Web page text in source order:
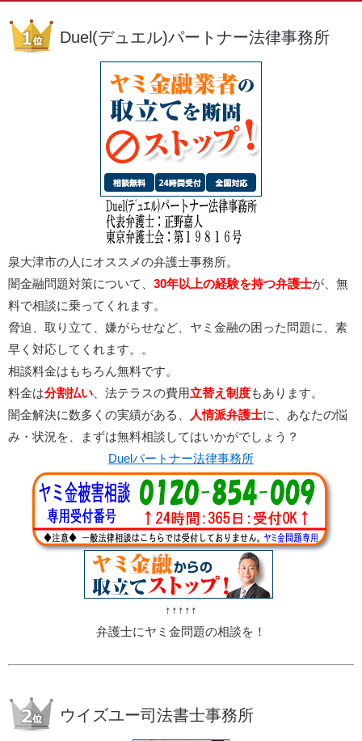
Duel(デュエル)パートナー法律事務所
泉大津市の人にオススメの弁護士事務所。
闇金融問題対策について、 30年以上の経験を持つ弁護士が、無
料で相談に乗ってくれます。
脅迫、取り立て、嫌がらせなど、ヤミ金融の困った問題に、素
早く対応してくれます。。
相談料金はもちろん無料です。
料金は分割払い、法テラスの費用立替え制度もあります。
闇金解決に数多くの実績がある、
人情派弁護士に、あなたの悩
み・状況を、まずは無料相談してはいかがでしょう？
Duelパートナー法律事務所
↑↑↑↑↑
弁護士にヤミ金問題の相談を！
ウイズユー司法書士事務所